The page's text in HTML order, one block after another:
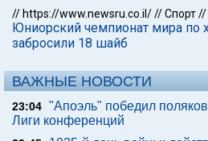
// https://www.newsru.co.il///Спорт//
Юниорский чемпионат мира по
забросили 18 шайб
ВАЖНЫЕ НОВОСТИ
23:04 "Апоэль" победил
Лиги конференций